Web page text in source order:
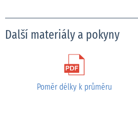
Další materiály a pokyny
Poměr délky k průměru